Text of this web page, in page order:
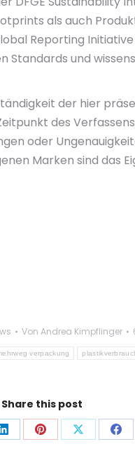
als auch
Reporting
Standards und
der hier
des
oder
Marken sind das
Von Andrea Kimpflinger
verpackung
Share this post
Auf
Auf
Auf
Auf